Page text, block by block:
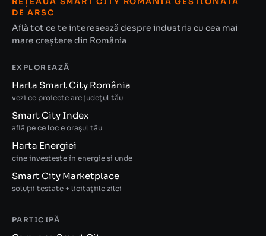
DE ARSC
Află tot ce te interesează despre industria cu cea mai
mare creștere din România
EXPLOREAZĂ
Harta Smart City România
vezi ce proiecte are județul tău
Smart City Index
află pe ce loc e orașul tău
Harta Energiei
cine investește în energie și unde
Smart City Marketplace
soluții testate + licitațiile zilei
PARTICIPĂ